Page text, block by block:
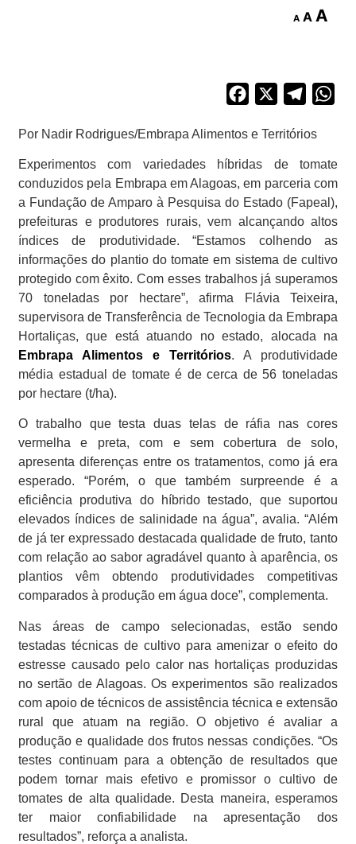
A A A
Facebook
Por Nadir Rodrigues/Embrapa Alimentos e Territórios
Experimentos com variedades híbridas de tomate
conduzidos pela Embrapa em Alagoas, em parceria com
a Fundação de Amparo à Pesquisa do Estado (Fapeal),
prefeituras e produtores rurais, vem alcançando altos
índices de produtividade. “Estamos colhendo as
informações do plantio do tomate em sistema de cultivo
protegido com êxito. Com esses trabalhos já superamos
70 toneladas por hectare”, afirma Flávia Teixeira,
supervisora de Transferência de Tecnologia da Embrapa
Hortaliças, que está atuando no estado, alocada na
Embrapa Alimentos e Territórios. A produtividade
média estadual de tomate é de cerca de 56 toneladas
por hectare (t/ha).
O trabalho que testa duas telas de ráfia nas cores
vermelha e preta, com e sem cobertura de solo,
apresenta diferenças entre os tratamentos, como já era
esperado. “Porém, o que também surpreende é a
eficiência produtiva do híbrido testado, que suportou
elevados índices de salinidade na água”, avalia. “Além
de já ter expressado destacada qualidade de fruto, tanto
com relação ao sabor agradável quanto à aparência, os
plantios vêm obtendo produtividades competitivas
comparados à produção em água doce”, complementa.
Nas áreas de campo selecionadas, estão sendo
testadas técnicas de cultivo para amenizar o efeito do
estresse causado pelo calor nas hortaliças produzidas
no sertão de Alagoas. Os experimentos são realizados
com apoio de técnicos de assistência técnica e extensão
rural que atuam na região. O objetivo é avaliar a
produção e qualidade dos frutos nessas condições. “Os
testes continuam para a obtenção de resultados que
podem tornar mais efetivo e promissor o cultivo de
tomates de alta qualidade. Desta maneira, esperamos
ter maior confiabilidade na apresentação dos
resultados”, reforça a analista.